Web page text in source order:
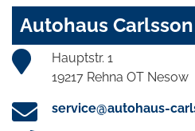
Autohaus Carlsson
Hauptstr. 1
19217 Rehna OT Nesow
service@autohaus-